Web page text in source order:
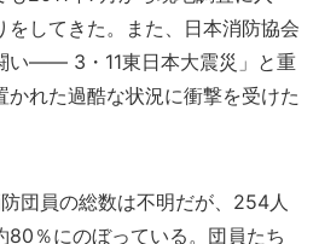
をしてきた。また、日本消防協会
い―― 3・11東日本大震災」と重
かれた過酷な状況に衝撃を受けた
団員の総数は不明だが、254人
80％にのぼっている。団員たち